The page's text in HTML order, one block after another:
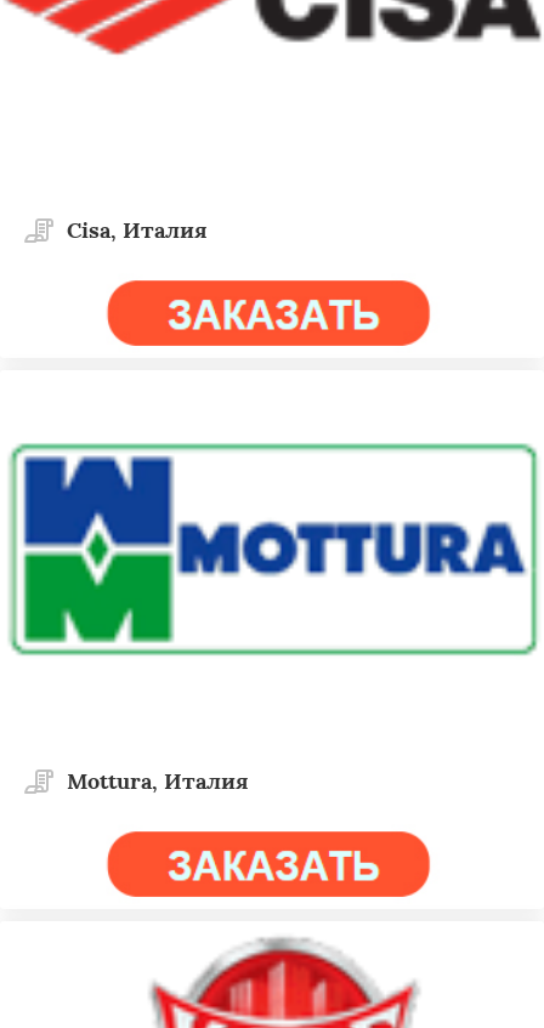
Cisa, Италия
Mottura, Италия